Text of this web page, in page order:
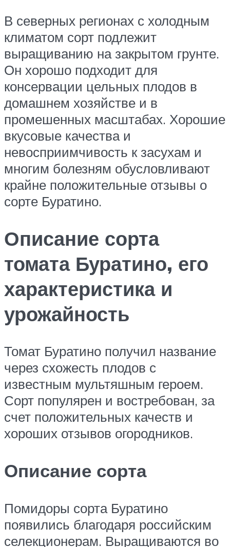
В северных регионах с холодным
климатом сорт подлежит
выращиванию на закрытом грунте.
Он хорошо подходит для
консервации цельных плодов в
домашнем хозяйстве и в
промешенных масштабах. Хорошие
вкусовые качества и
невосприимчивость к засухам и
многим болезням обусловливают
крайне положительные отзывы о
сорте Буратино.
Описание сорта
томата Буратино, его
характеристика и
урожайность
Томат Буратино получил название
через схожесть плодов с
известным мультяшным героем.
Сорт популярен и востребован, за
счет положительных качеств и
хороших отзывов огородников.
Описание сорта
Помидоры сорта Буратино
появились благодаря российским
селекционерам. Выращиваются во